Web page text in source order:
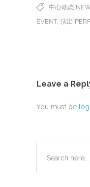
中心动态
EVENT 演出
Leave a
You must be